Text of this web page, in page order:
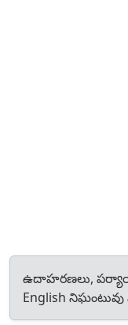
ఉదాహరణలు,
English నిఘంటువు